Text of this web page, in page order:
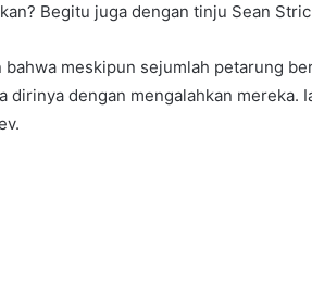
Begitu juga dengan tinju Sean
bahwa meskipun sejumlah petarung
dirinya dengan mengalahkan mereka.